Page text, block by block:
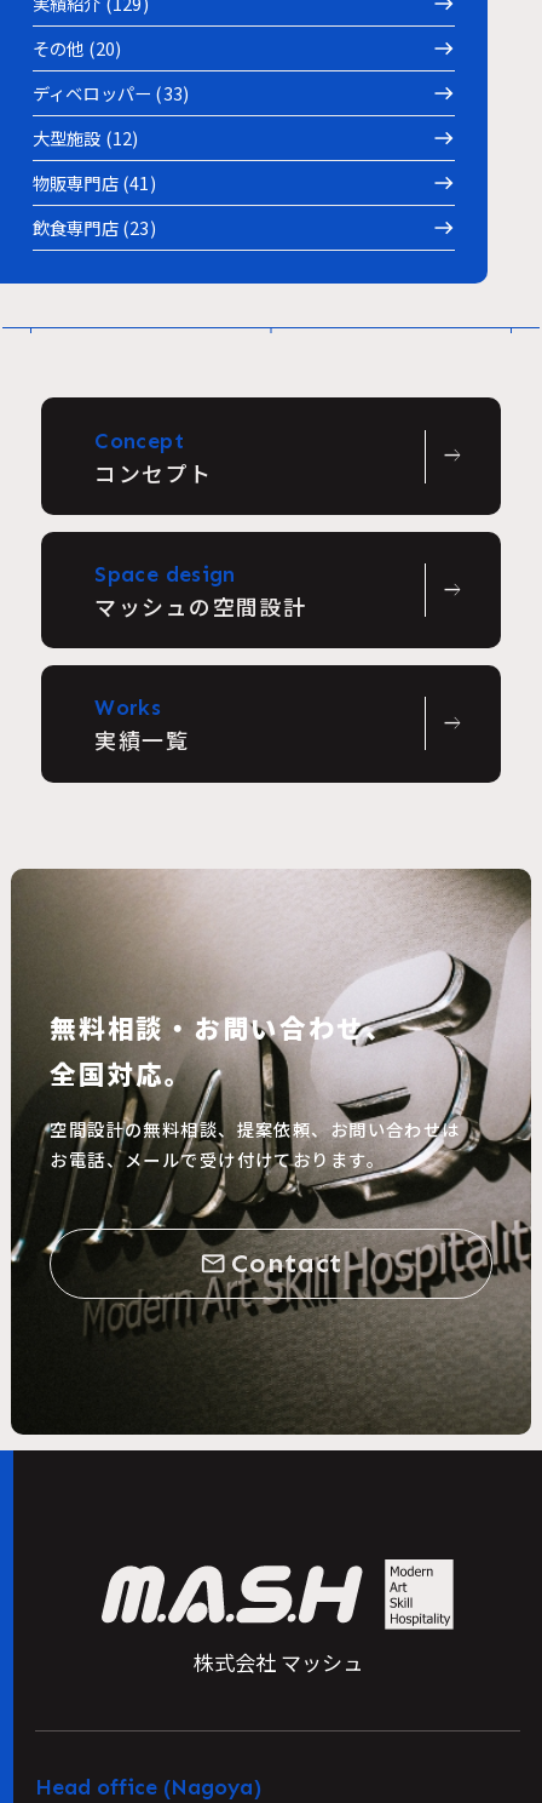
その他 (20)
ディベロッパー (33)
大型施設 (12)
物販専門店 (41)
飲食専門店 (23)
Concept
コンセプト
east
Space design
マッシュの空間設計
east
Works
実績一覧
east
無料相談・お問い合わせ、
全国対応。
空間設計の無料相談、提案依頼、お問い合わせは
お電話、メールで受け付けております。
mail_outline Contact
株式会社 マッシュ
Head office (Nagoya)